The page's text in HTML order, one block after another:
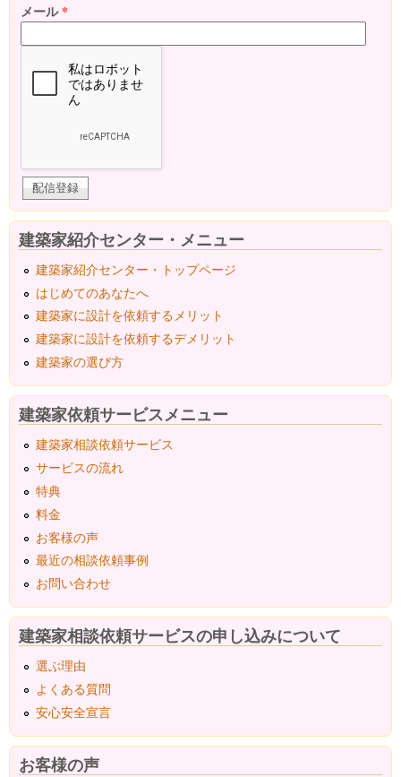
メール*
建築家紹介センター・メニュー
建築家紹介センター・トップページ
はじめてのあなたへ
建築家に設計を依頼するメリット
建築家に設計を依頼するデメリット
建築家の選び方
建築家依頼サービスメニュー
建築家相談依頼サービス
サービスの流れ
特典
料金
お客様の声
最近の相談依頼事例
お問い合わせ
建築家相談依頼サービスの申し込みについて
選ぶ理由
よくある質問
安心安全宣言
お客様の声